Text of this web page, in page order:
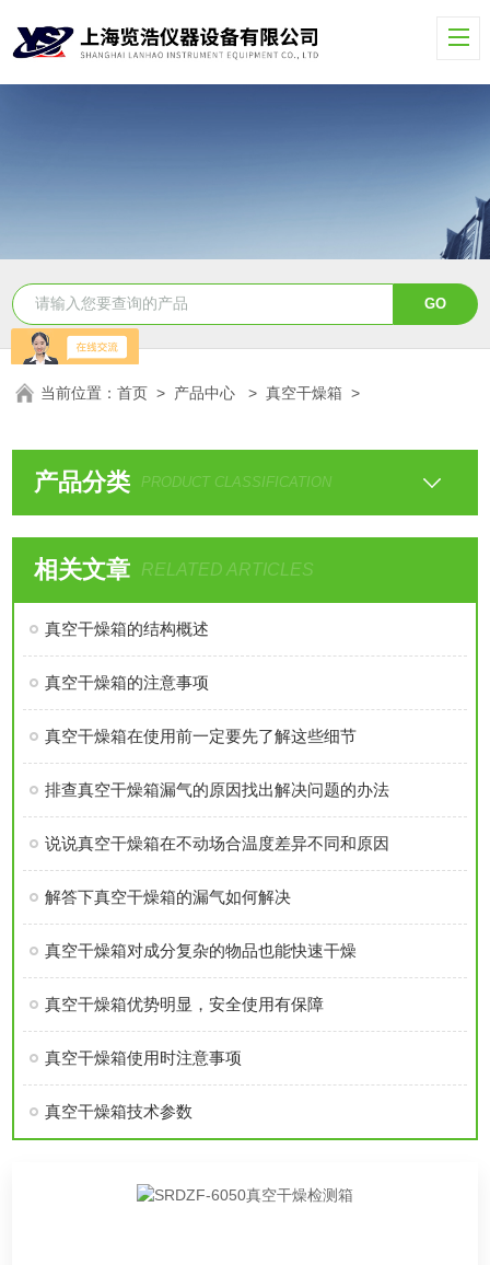
当前位置：首页 > 产品中心 >真空干燥箱 >
产品分类 PRODUCT CLASSIFICATION
相关文章 RELATED ARTICLES
真空干燥箱的结构概述
真空干燥箱的注意事项
真空干燥箱在使用前一定要先了解这些细节
排查真空干燥箱漏气的原因找出解决问题的办法
说说真空干燥箱在不动场合温度差异不同和原因
解答下真空干燥箱的漏气如何解决
真空干燥箱对成分复杂的物品也能快速干燥
真空干燥箱优势明显，安全使用有保障
真空干燥箱使用时注意事项
真空干燥箱技术参数